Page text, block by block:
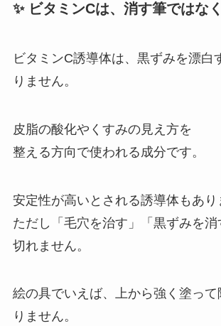
✨ ビタミンCは、消す筆ではな
ビタミンC誘導体は、黒ずみを漂白
りません。
皮脂の酸化やくすみの見え方を
整える方向で使われる成分です。
安定性が高いとされる誘導体もあり
ただし「毛穴を治す」「黒ずみを
切れません。
絵の具でいえば、上から強く塗って
りません。